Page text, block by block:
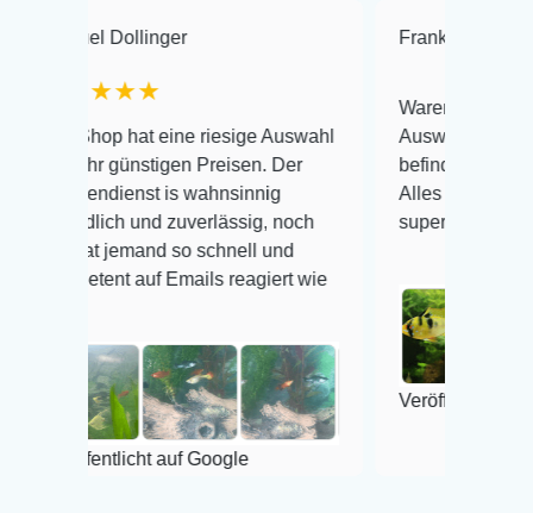
Dollinger
hat eine riesige Auswahl
günstigen Preisen. Der
is wahnsinnig
und zuverlässig, noch
jemand so schnell und
auf Emails reagiert wie
auf Google
Frank Hackmayer
Warenanlieferung Top und
Auswahl plus
befinden der Fische
Alles ist quick lebendig
super Zustand. Gerne
Veröffentlicht auf Google